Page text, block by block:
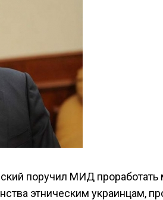
поручил МИД
этническим украинцам,